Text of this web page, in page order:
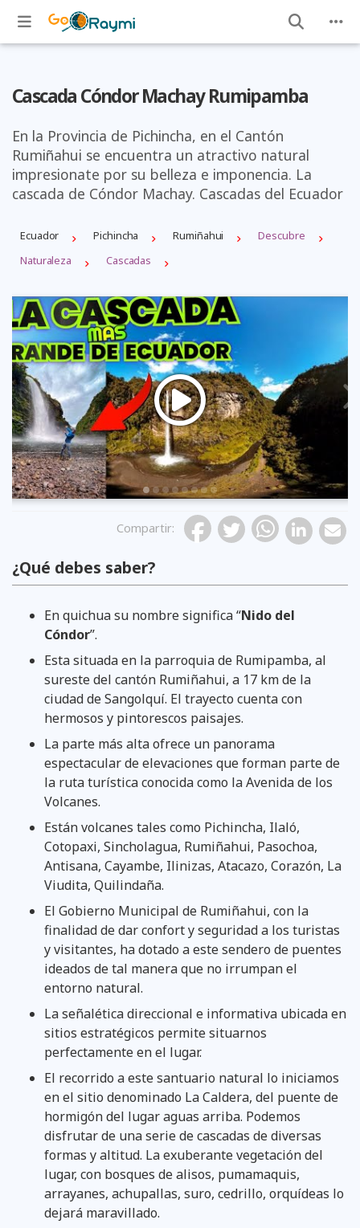
Cascada Cóndor Machay Rumipamba
En la Provincia de Pichincha, en el Cantón
Rumiñahui se encuentra un atractivo natural
impresionate por su belleza e imponencia. La
cascada de Cóndor Machay. Cascadas del Ecuador
Ecuador Pichincha Rumiñahui
Descubre
Naturaleza
Cascadas
Previous
Compartir:
¿Qué debes saber?
En quichua su nombre significa “Nido del
Cóndor”.
Esta situada en la parroquia de Rumipamba, al
sureste del cantón Rumiñahui, a 17 km de la
ciudad de Sangolquí. El trayecto cuenta con
hermosos y pintorescos paisajes.
La parte más alta ofrece un panorama
espectacular de elevaciones que forman parte de
la ruta turística conocida como la Avenida de los
Volcanes.
Están volcanes tales como Pichincha, Ilaló,
Cotopaxi, Sincholagua, Rumiñahui, Pasochoa,
Antisana, Cayambe, Ilinizas, Atacazo, Corazón, La
Viudita, Quilindaña.
El Gobierno Municipal de Rumiñahui, con la
finalidad de dar confort y seguridad a los turistas
y visitantes, ha dotado a este sendero de puentes
ideados de tal manera que no irrumpan el
entorno natural.
La señalética direccional e informativa ubicada en
sitios estratégicos permite situarnos
perfectamente en el lugar.
El recorrido a este santuario natural lo iniciamos
en el sitio denominado La Caldera, del puente de
hormigón del lugar aguas arriba. Podemos
disfrutar de una serie de cascadas de diversas
formas y altitud. La exuberante vegetación del
lugar, con bosques de alisos, pumamaquis,
arrayanes, achupallas, suro, cedrillo, orquídeas lo
dejará maravillado.